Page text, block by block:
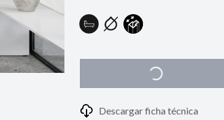
Descargar ficha técnica